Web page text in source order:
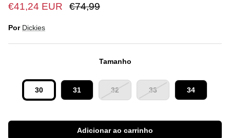
€41,24 EUR €74,99
Por Dickies
Tamanho
30 31 32 33 34
Adicionar ao carrinho